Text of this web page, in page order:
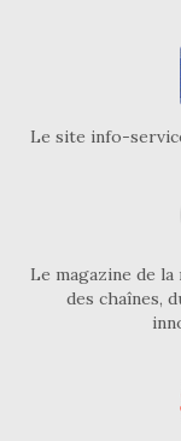
Le site info-
Le magazine de
des chaînes,